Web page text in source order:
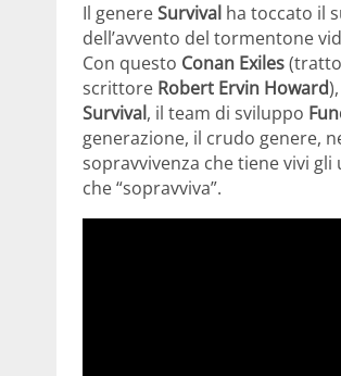
Il genereSurvival ha toccato il
dell’avvento del tormentone
Con questo Conan Exiles
scrittore Robert Ervin Howard),
Survival, il team di sviluppo
generazione, il crudo genere,
sopravvivenza che tiene vivi
che “sopravviva”.